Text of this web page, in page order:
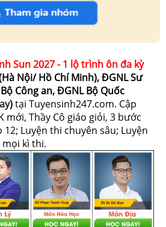
Sun 2027 - 1 lộ trình ôn đa kỳ
Nội/ Hồ Chí Minh), ĐGNL Sư
Công an, ĐGNL Bộ Quốc
)tại Tuyensinh247.com. Cập
mới, Thầy Cô giáo giỏi, 3 bước
Luyện thi chuyên sâu; Luyện
kì thi.